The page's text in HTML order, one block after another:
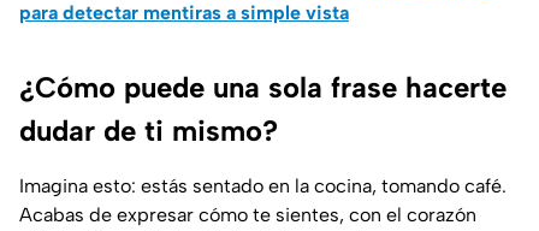
para detectar mentiras a simple vista
¿Cómo puede una sola frase hacerte
dudar de ti mismo?
Imagina esto: estás sentado en la cocina, tomando café.
Acabas de expresar cómo te sientes, con el corazón